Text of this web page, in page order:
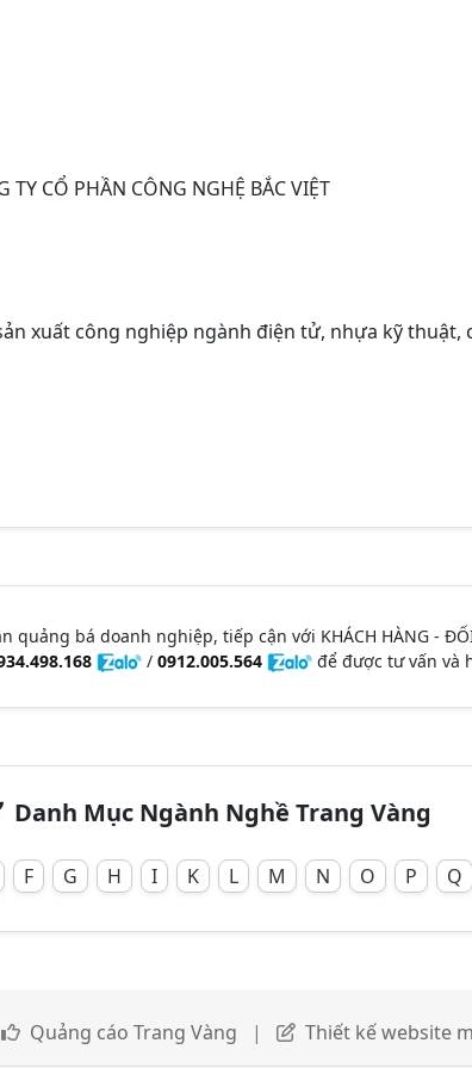
TY CỔ PHẦN CÔNG NGHỆ BẮC VIỆT
xuất công nghiệp ngành điện tử, nhựa kỹ thuật,
quảng bá doanh nghiệp, tiếp cận với KHÁCH HÀNG -
/ 0912.005.564 để được tư vấn và
Danh Mục Ngành Nghề Trang Vàng
F G H I K L M N O P Q
Quảng cáo Trang Vàng | Thiết kế website